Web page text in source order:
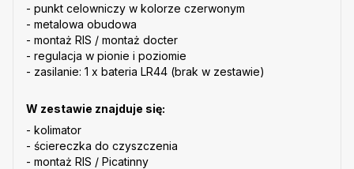
- punkt celowniczy w kolorze czerwonym
- metalowa obudowa
- montaż RIS / montaż docter
- regulacja w pionie i poziomie
- zasilanie: 1 x bateria LR44 (brak w zestawie)
W zestawie znajduje się:
- kolimator
- ściereczka do czyszczenia
- montaż RIS / Picatinny